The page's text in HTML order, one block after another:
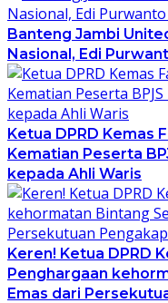
Banteng Jambi
Nasional, Edi
Ketua DPRD Kemas
Kematian Peserta
kepada Ahli Waris
Keren! Ketua DPRD
Penghargaan
Emas dari